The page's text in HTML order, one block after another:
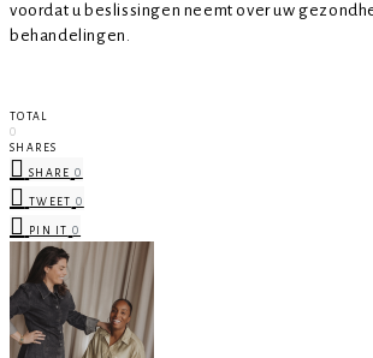
voordat u beslissingen neemt over uw
behandelingen.
TOTAL
0
SHARES
SHARE 0
TWEET 0
PIN IT 0